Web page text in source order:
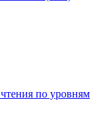
по уровням